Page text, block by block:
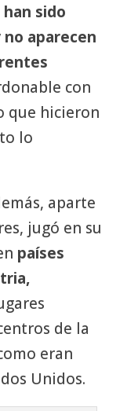
sido
aparecen
con
que hicieron
lo
aparte
jugó en su
países
de la
eran
Unidos.